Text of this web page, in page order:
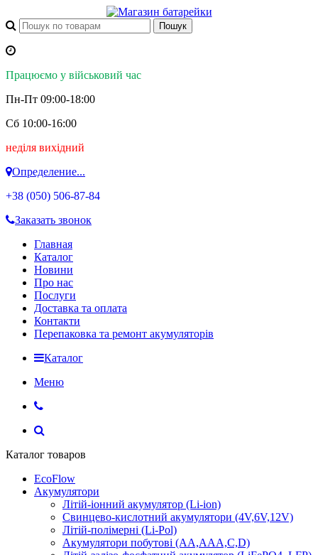
Працюємо у військовий час
Пн-Пт 09:00-18:00
Сб 10:00-16:00
неділя вихідний
Определение...
+38 (050) 506-87-84
Заказать звонок
Главная
Каталог
Новини
Про нас
Послуги
Доставка та оплата
Контакти
Перепаковка та ремонт акумуляторів
Каталог
Меню
Каталог товаров
EcoFlow
Акумулятори
Літій-іонний акумулятор (Li-ion)
Свинцево-кислотний акумулятори (4V,6V,12V)
Літій-полімерні (Li-Pol)
Акумулятори побутові (AA,AAA,C,D)